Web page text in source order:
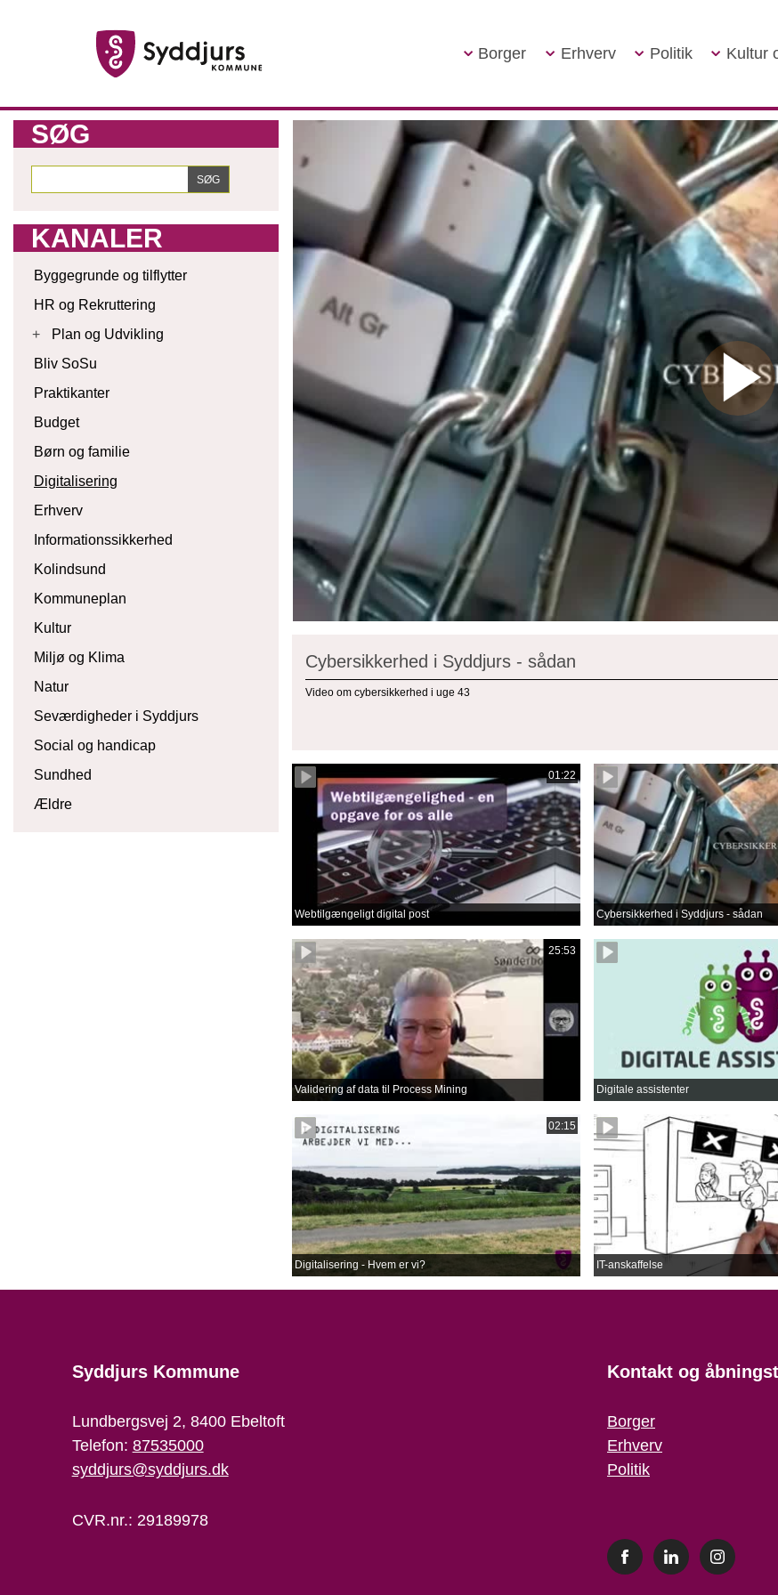
Borger Erhverv Politik Kultur
SØG
KANALER
Byggegrunde og tilflytter
HR og Rekruttering
+
Plan og Udvikling
Bliv SoSu
Praktikanter
Budget
Børn og familie
Digitalisering
Erhverv
Informationssikkerhed
Kolindsund
Kommuneplan
Kultur
Miljø og Klima
Natur
Seværdigheder i Syddjurs
Social og handicap
Sundhed
Ældre
Cybersikkerhed i Syddjurs - sådan
Video om cybersikkerhed i uge 43
01:22
Webtilgængeligt digital post Cybersikkerhed i Syddjurs - sådan
25:53
Validering af data til Process Mining Digitale assistenter
02:15
Digitalisering - Hvem er vi? IT-anskaffelse
Syddjurs Kommune
Lundbergsvej 2, 8400 Ebeltoft
Telefon: 87535000
syddjurs@syddjurs.dk
CVR.nr.: 29189978
Kontakt og
Borger
Erhverv
Politik